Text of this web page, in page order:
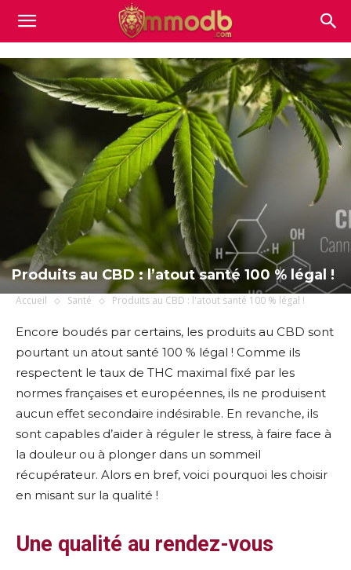
Mmodb.com
Produits au CBD : l’atout santé 100 % légal !
Accueil Santé Produits au CBD : l'atout santé 100 % légal !
Encore boudés par certains, les produits au CBD sont
pourtant un atout santé 100 % légal ! Comme ils
respectent le taux de THC maximal fixé par les
normes françaises et européennes, ils ne produisent
aucun effet secondaire indésirable. En revanche, ils
sont capables d’aider à réguler le stress, à faire face à
la douleur ou à plonger dans un sommeil
récupérateur. Alors en bref, voici pourquoi les choisir
en misant sur la qualité !
Une qualité au rendez-vous